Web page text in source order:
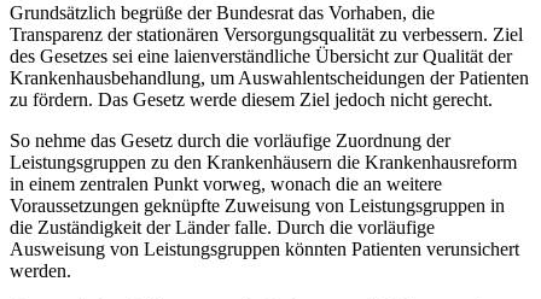
Grundsätzlich begrüße der Bundesrat das Vorhaben, die
Transparenz der stationären Versorgungsqualität zu verbessern. Ziel
des Gesetzes sei eine laienverständliche Übersicht zur Qualität der
Krankenhausbehandlung, um Auswahlentscheidungen der Patienten
zu fördern. Das Gesetz werde diesem Ziel jedoch nicht gerecht.
So nehme das Gesetz durch die vorläufige Zuordnung der
Leistungsgruppen zu den Krankenhäusern die Krankenhausreform
in einem zentralen Punkt vorweg, wonach die an weitere
Voraussetzungen geknüpfte Zuweisung von Leistungsgruppen in
die Zuständigkeit der Länder falle. Durch die vorläufige
Ausweisung von Leistungsgruppen könnten Patienten verunsichert
werden.